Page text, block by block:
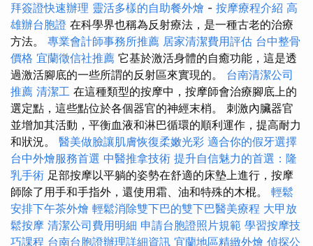
拜簽證快速辦理 靈活多樣的自助餐外燴 - 按摩療程介紹 高
雄辦台胞證 在科學界也稱為反射療法，是一種古老的治療
方法。 專業會計師事務所推薦 居家清潔費用評估 台中整骨
價格 宜蘭徵信社推薦 它基於激活身體的自癒功能，這是透
過激活腳底的一些所謂的反射區來實現的。 台南清潔公司
推薦 清潔工 在這種類型的按摩中，按摩師會治療腳底上的
選定點，這些點位於各個器官的神經末梢。 刺激內臟器官
並增加其活動，平衡血液和淋巴循環的順利運作，提高耐力
和狀況。 醫美做臉讓肌膚恢復柔嫩光彩 適合你的假牙選擇
台中外燴服務首選 中醫推拿技術 提升自信魅力的首選：隆
乳手術 足部按摩以平躺的姿勢在舒適的床墊上進行，按摩
師除了用手和手指外，還使用霜、油和特殊的木棍。 輕鬆
安排下午茶外燴 輕鬆消除雙下巴的雙下巴醫美療程 大甲放
鬆按摩 清潔公司費用明細 申請台胞證照片規範 學習按摩技
巧課程 台南台胞證辦理詳細資訊 宜蘭地區精緻外燴 偵探公